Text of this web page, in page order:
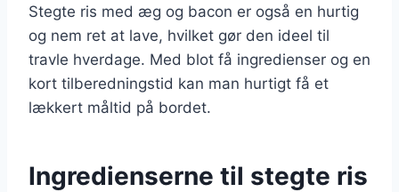
Stegte ris med æg og bacon er også en hurtig
og nem ret at lave, hvilket gør den ideel til
travle hverdage. Med blot få ingredienser og en
kort tilberedningstid kan man hurtigt få et
lækkert måltid på bordet.
Ingredienserne til stegte ris